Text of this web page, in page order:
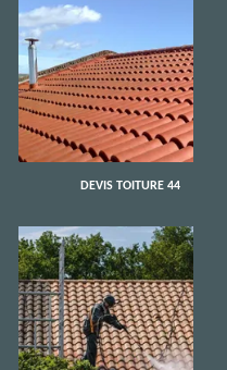
DEVIS TOITURE 44